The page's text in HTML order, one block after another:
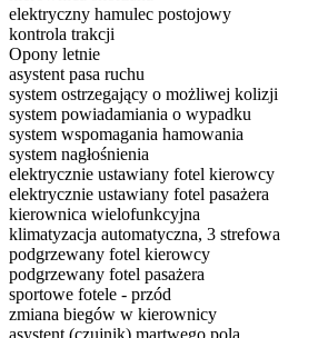
elektryczny hamulec postojowy
kontrola trakcji
Opony letnie
asystent pasa ruchu
system ostrzegający o możliwej kolizji
system powiadamiania o wypadku
system wspomagania hamowania
system nagłośnienia
elektrycznie ustawiany fotel kierowcy
elektrycznie ustawiany fotel pasażera
kierownica wielofunkcyjna
klimatyzacja automatyczna, 3 strefowa
podgrzewany fotel kierowcy
podgrzewany fotel pasażera
sportowe fotele - przód
zmiana biegów w kierownicy
asystent (czujnik) martwego pola